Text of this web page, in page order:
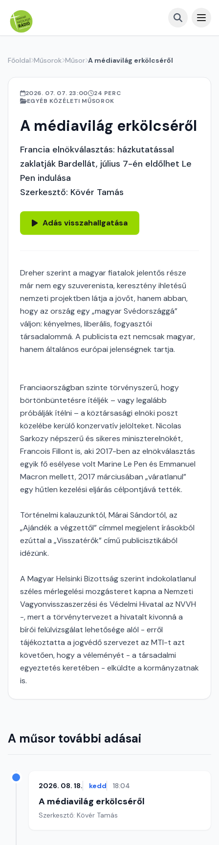
Főoldal Műsorok Műsor A médiavilág erkölcséről
2026. 07. 07. 23:00
24 PERC
EGYÉB KÖZÉLETI MŰSOROK
A médiavilág erkölcséről
Francia elnökválasztás: házkutatással
zaklatják Bardellát, július 7-én eldőlhet Le
Pen indulása
Szerkesztő: Kövér Tamás
Adás visszahallgatása
Dreher szerint a magyar fiatalok jelentős része
már nem egy szuverenista, keresztény ihletésű
nemzeti projektben látja a jövőt, hanem abban,
hogy az ország egy „magyar Svédországgá”
váljon: kényelmes, liberális, fogyasztói
társadalommá. A publicista ezt nemcsak magyar,
hanem általános európai jelenségnek tartja.
Franciaországban szinte törvényszerű, hogy
börtönbüntetésre ítéljék – vagy legalább
próbálják ítélni – a köztársasági elnöki poszt
közelébe kerülő konzervatív jelölteket. Nicolas
Sarkozy népszerű és sikeres miniszterelnökét,
Francois Fillont is, aki 2017-ben az elnökválasztás
egyik fő esélyese volt Marine Le Pen és Emmanuel
Macron mellett, 2017 márciusában „váratlanul”
egy hűtlen kezelési eljárás célpontjává tették.
Történelmi kalauzunktól, Márai Sándortól, az
„Ajándék a végzettől” címmel megjelent írásokból
ezúttal a „Visszatérők” című publicisztikából
idézünk.
A Magyar Helsinki Bizottság szerint indokolatlanul
széles mérlegelési mozgásteret kapna a Nemzeti
Vagyonvisszaszerzési és Védelmi Hivatal az NVVH
-, mert a törvénytervezet a hivatalt kivonná a
bírói felülvizsgálat lehetősége alól - erről
tájékoztatta a jogvédő szervezet az MTI-t azt
követően, hogy a véleményét - a társadalmi
egyeztetés keretében - elküldte a kormányzatnak
is.
A műsor további adásai
2026. 08. 18. kedd 18:04
A médiavilág erkölcséről
Szerkesztő: Kövér Tamás